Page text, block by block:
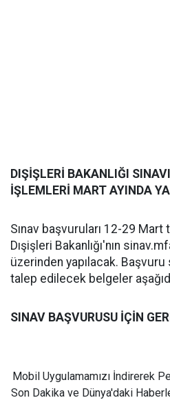
DIŞİŞLERİ BAKANLIĞI
İŞLEMLERİ MART AYINDA
Sınav başvuruları 12-29 Mart
Dışişleri Bakanlığı'nın
üzerinden yapılacak. Başvuru
talep edilecek belgeler
SINAV BAŞVURUSU İÇİN
Mobil Uygulamamızı İndirerek
Son Dakika ve Dünya'daki